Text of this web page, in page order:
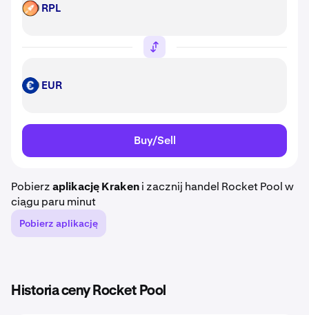
RPL RPL
EUR EUR
Buy/Sell
Pobierzaplikację Krakeni zacznij handel Rocket Pool w
ciągu paru minut
Pobierz aplikację
Historia ceny Rocket Pool